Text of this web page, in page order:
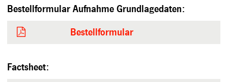
Bestellformular Aufnahme Grundlagedaten:
Bestellformular
Factsheet: